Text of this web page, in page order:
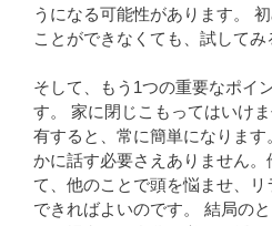
うになる可能性があります。
ことができなくても、試してみ
そして、もう1つの重要なポイ
す。 家に閉じこもってはいけ
有すると、常に簡単になりま
かに話す必要さえありません
て、他のことで頭を悩ませ、
できればよいのです。 結局の